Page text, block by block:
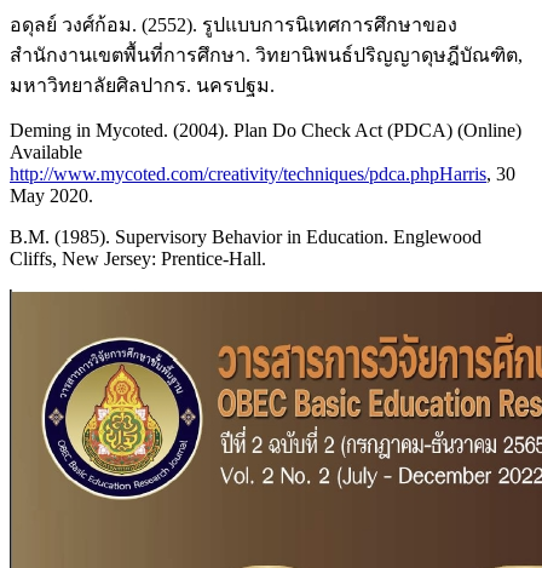
อดุลย์ วงศ์ก้อม. (2552). รูปแบบการนิเทศการศึกษาของ
สำนักงานเขตพื้นที่การศึกษา. วิทยานิพนธ์ปริญญาดุษฎีบัณฑิต,
มหาวิทยาลัยศิลปากร. นครปฐม.
Deming in Mycoted. (2004). Plan Do Check Act (PDCA) (Online)
Available
http://www.mycoted.com/creativity/techniques/pdca.phpHarris, 30
May 2020.
B.M. (1985). Supervisory Behavior in Education. Englewood
Cliffs, New Jersey: Prentice-Hall.